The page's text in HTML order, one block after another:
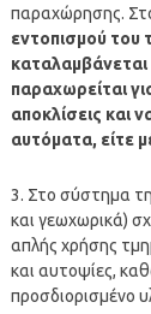
παραχώρησης.
εντοπισμού του
παραχωρείται
αποκλίσεις και
αυτόματα, είτε
3. Στο σύστημα
και γεωχωρικά)
απλής χρήσης
και αυτοψίες,
προσδιορισμένο